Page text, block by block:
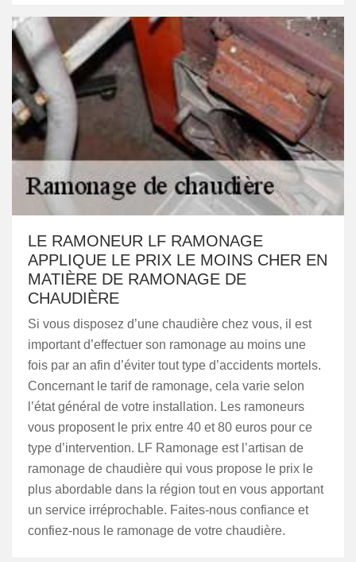
LE RAMONEUR LF RAMONAGE
APPLIQUE LE PRIX LE MOINS CHER EN
MATIÈRE DE RAMONAGE DE
CHAUDIÈRE
Si vous disposez d’une chaudière chez vous, il est
important d’effectuer son ramonage au moins une
fois par an afin d’éviter tout type d’accidents mortels.
Concernant le tarif de ramonage, cela varie selon
l’état général de votre installation. Les ramoneurs
vous proposent le prix entre 40 et 80 euros pour ce
type d’intervention. LF Ramonage est l’artisan de
ramonage de chaudière qui vous propose le prix le
plus abordable dans la région tout en vous apportant
un service irréprochable. Faites-nous confiance et
confiez-nous le ramonage de votre chaudière.